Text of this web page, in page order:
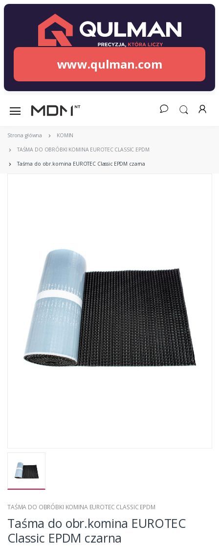
www.qulman.com
Strona główna KOMIN
TAŚMA DO OBRÓBKI KOMINA EUROTEC CLASSIC EPDM
Taśma do obr.komina EUROTEC Classic EPDM czarna
TAŚMA DO OBRÓBKI KOMINA EUROTEC CLASSIC EPDM
Taśma do obr.komina EUROTEC
Classic EPDM czarna